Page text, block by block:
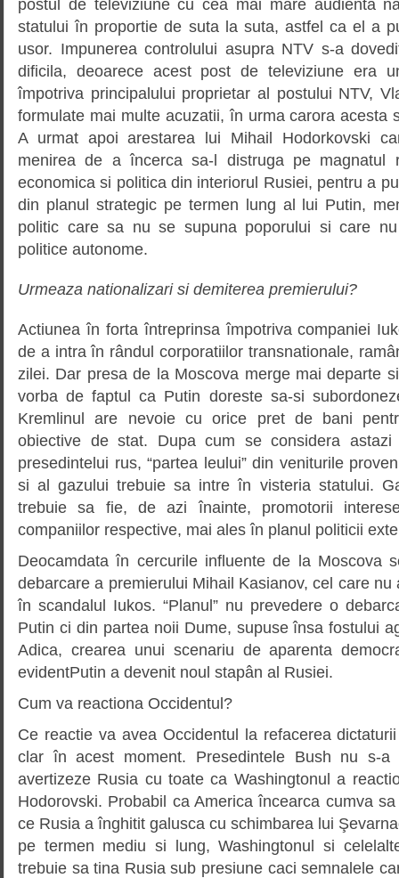
postul de televiziune cu cea mai mare audienta
statului în proportie de suta la suta, astfel ca el a
usor. Impunerea controlului asupra NTV s-a
dificila, deoarece acest post de televiziune era
împotriva principalului proprietar al postului NTV,
formulate mai multe acuzatii, în urma carora acesta
A urmat apoi arestarea lui Mihail Hodorkovski
menirea de a încerca sa-l distruga pe
economica si politica din interiorul Rusiei, pentru a
din planul strategic pe termen lung al lui Putin,
politic care sa nu se supuna poporului si care
politice autonome.
Urmeaza nationalizari si demiterea premierului?
Actiunea în forta întreprinsa împotriva companiei
de a intra în rândul corporatiilor transnationale,
zilei. Dar presa de la Moscova merge mai departe
vorba de faptul ca Putin doreste sa-si
Kremlinul are nevoie cu orice pret de bani
obiective de stat. Dupa cum se considera
presedintelui rus, “partea leului” din veniturile
si al gazului trebuie sa intre în visteria statului.
trebuie sa fie, de azi înainte, promotorii
companiilor respective, mai ales în planul politicii
Deocamdata în cercurile influente de la Moscova
debarcare a premierului Mihail Kasianov, cel care nu
în scandalul Iukos. “Planul” nu prevedere o
Putin ci din partea noii Dume, supuse însa fostului
Adica, crearea unui scenariu de aparenta
evidentPutin a devenit noul stapân al Rusiei.
Cum va reactiona Occidentul?
Ce reactie va avea Occidentul la refacerea
clar în acest moment. Presedintele Bush nu s-
avertizeze Rusia cu toate ca Washingtonul a
Hodorovski. Probabil ca America încearca cumva
ce Rusia a înghitit galusca cu schimbarea lui
pe termen mediu si lung, Washingtonul si
trebuie sa tina Rusia sub presiune caci semnalele